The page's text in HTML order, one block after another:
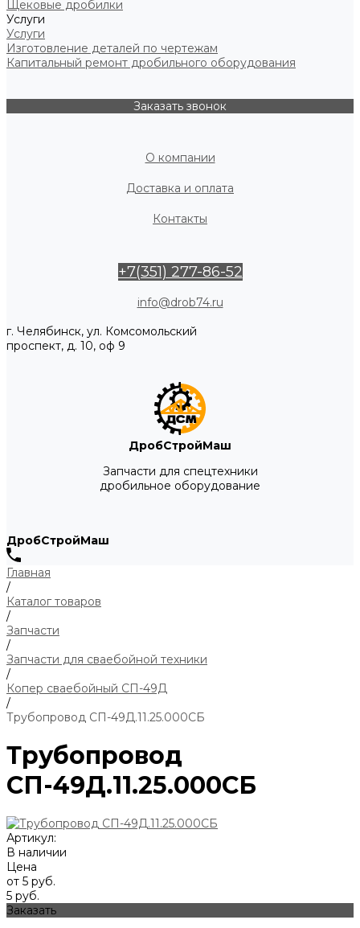
Щековые дробилки
Услуги
Услуги
Изготовление деталей по чертежам
Капитальный ремонт дробильного оборудования
Заказать звонок
О компании
Доставка и оплата
Контакты
+7(351) 277-86-52
info@drob74.ru
г. Челябинск, ул. Комсомольский
проспект, д. 10, оф 9
ДробСтройМаш
Запчасти для спецтехники
дробильное оборудование
ДробСтройМаш
Главная
/
Каталог товаров
/
Запчасти
/
Запчасти для сваебойной техники
/
Копер сваебойный СП-49Д
/
Трубопровод СП-49Д.11.25.000СБ
Трубопровод
СП-49Д.11.25.000СБ
Артикул:
В наличии
Цена
от 5 руб.
5 руб.
Заказать